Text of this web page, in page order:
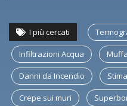
I più cercati
Infiltrazioni Acqua
Danni da Incendio
Crepe sui muri